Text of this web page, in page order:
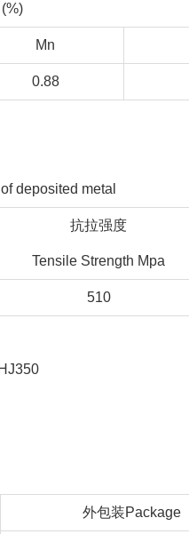
Mn
0.88
deposited metal
抗拉强度
Tensile Strength Mpa
510
外包装Package